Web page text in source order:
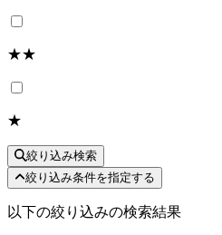
★★
★
絞り込み検索
絞り込み条件を指定する
以下の絞り込みの検索結果